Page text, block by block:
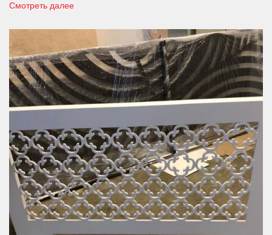
Смотреть далее